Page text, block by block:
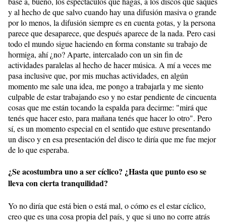
y al hecho de que salvo cuando hay una difusión masiva o grande
por lo menos, la difusión siempre es en cuenta gotas, y la persona
parece que desaparece, que después aparece de la nada. Pero casi
todo el mundo sigue haciendo en forma constante su trabajo de
hormiga, ahí ¿no? Aparte, intercalado con un sin fin de
actividades paralelas al hecho de hacer música. A mí a veces me
pasa inclusive que, por mis muchas actividades, en algún
momento me sale una idea, me pongo a trabajarla y me siento
culpable de estar trabajando eso y no estar pendiente de cincuenta
cosas que me están tocando la espalda para decirme: "mirá que
tenés que hacer esto, para mañana tenés que hacer lo otro". Pero
sí, es un momento especial en el sentido que estuve presentando
un disco y en esa presentación del disco te diría que me fue mejor
de lo que esperaba.
¿Se acostumbra uno a ser cíclico? ¿Hasta que punto eso se
lleva con cierta tranquilidad?
Yo no diría que está bien o está mal, o cómo es el estar cíclico,
creo que es una cosa propia del país, y que si uno no corre atrás